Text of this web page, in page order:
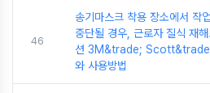
46
송기마스크 착용 장소에서 작
중단될 경우, 근로자 질식 재
션 3M&trade; Scott&trade;
와 사용방법